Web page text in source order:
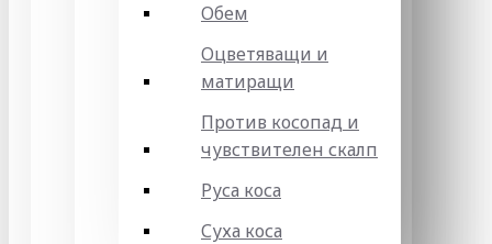
Обем
Оцветяващи и
матиращи
Против косопад и
чувствителен скалп
Руса коса
Суха коса